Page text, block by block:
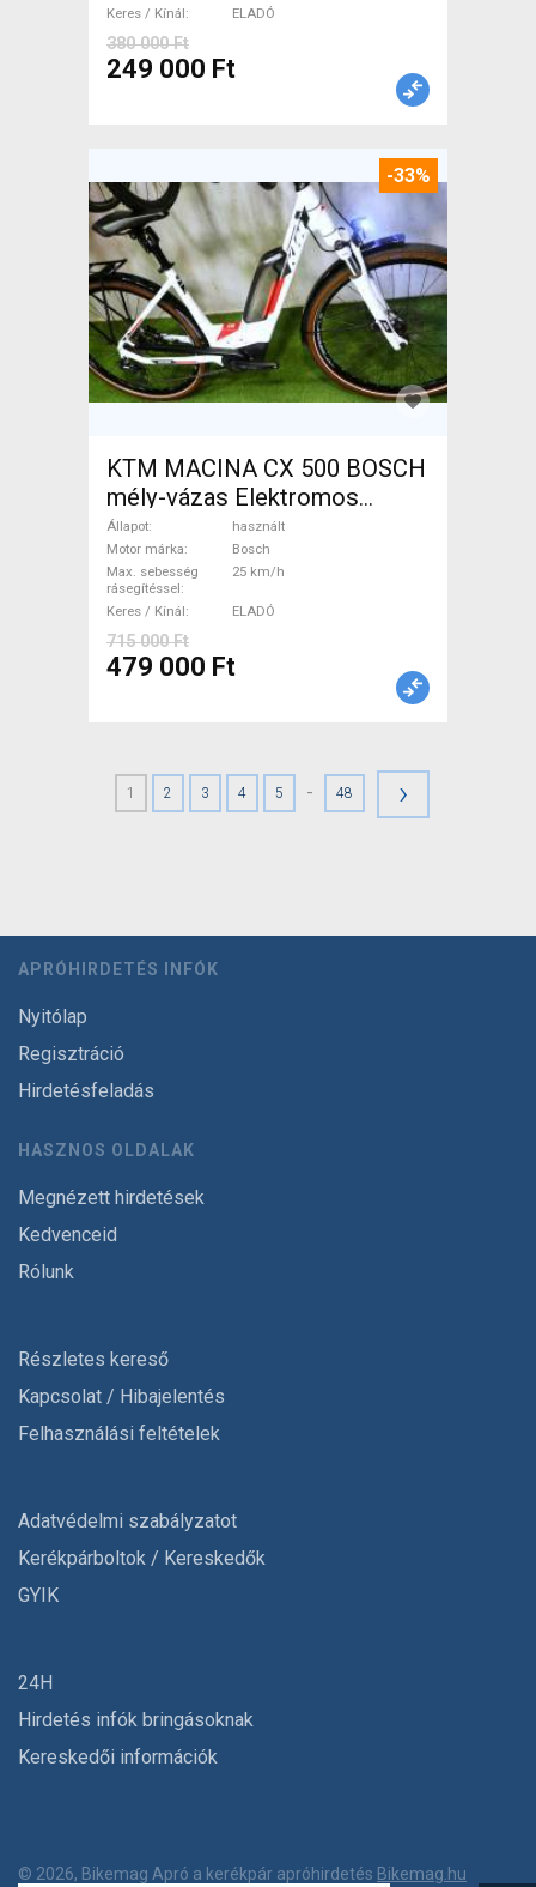
Keres / Kínál
ELADÓ
380 000 Ft
249 000 Ft
-33%
KTM MACINA CX 500 BOSCH
mély-vázas Elektromos
Trekking/cross 25 km/h
Bosch használt ELADÓ
Állapot
használt
Motor márka
Bosch
Max. sebesség
rásegítéssel
25 km/h
Keres / Kínál ELADÓ
715 000 Ft
479 000 Ft
1 2 3 4 5 - 48 ›
APRÓHIRDETÉS INFÓK
Nyitólap
Regisztráció
Hirdetésfeladás
HASZNOS OLDALAK
Megnézett hirdetések
Kedvenceid
Rólunk
Részletes kereső
Kapcsolat / Hibajelentés
Felhasználási feltételek
Adatvédelmi szabályzatot
Kerékpárboltok / Kereskedők
GYIK
24H
Hirdetés infók bringásoknak
Kereskedői információk
© 2026, Bikemag Apró a kerékpár apróhirdetés Bikemag.hu